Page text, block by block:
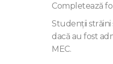
Completează
Studenții
dacă au fost
MEC.